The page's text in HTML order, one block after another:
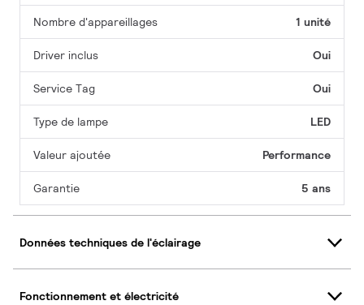
Nombre d'appareillages 1 unité
Driver inclus Oui
Service Tag Oui
Type de lampe LED
Valeur ajoutée Performance
Garantie 5 ans
Données techniques de l'éclairage
Fonctionnement et électricité